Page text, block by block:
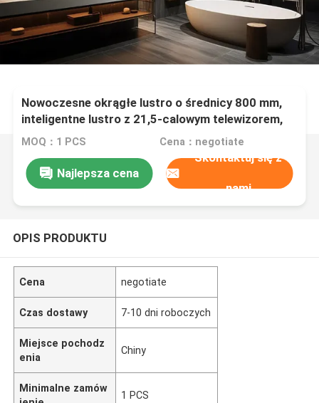
Nowoczesne okrągłe lustro o średnicy 800 mm,
inteligentne lustro z 21,5-calowym telewizorem,
podświetlanym ekranem dotykowym, LED,
inteligentnym lustrem, analizatorem skóry,
magicznym lustrem
MOQ：1 PCS Cena：negotiate
Najlepsza cena
Skontaktuj się z
nami
OPIS PRODUKTU
Cena negotiate
Czas dostawy 7-10 dni roboczych
Miejsce pochodz
enia
Chiny
Minimalne zamów
1 PCS